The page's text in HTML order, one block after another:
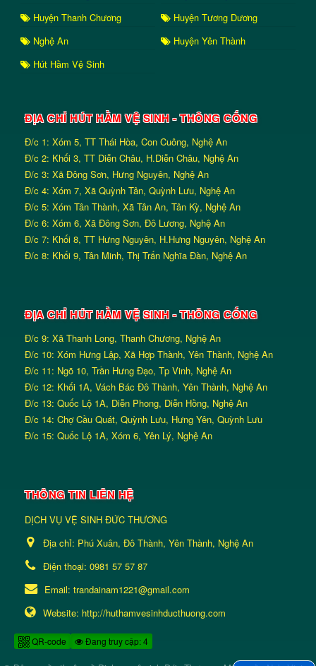
Huyện Thanh Chương
Huyện Tương Dương
Nghệ An
Huyện Yên Thành
Hút Hầm Vệ Sinh
ĐỊA CHỈ HÚT HẦM VỆ SINH - THÔNG CỐNG
Đ/c 1: Xóm 5, TT Thái Hòa, Con Cuông, Nghệ An
Đ/c 2: Khối 3, TT Diễn Châu, H.Diễn Châu, Nghệ An
Đ/c 3: Xã Đông Sơn, Hưng Nguyên, Nghệ An
Đ/c 4: Xóm 7, Xã Quỳnh Tân, Quỳnh Lưu, Nghệ An
Đ/c 5: Xóm Tân Thành, Xã Tân An, Tân Kỳ, Nghệ An
Đ/c 6: Xóm 6, Xã Đông Sơn, Đô Lương, Nghệ An
Đ/c 7: Khối 8, TT Hưng Nguyên, H.Hưng Nguyên, Nghệ An
Đ/c 8: Khối 9, Tân Minh, Thị Trấn Nghĩa Đàn, Nghệ An
ĐỊA CHỈ HÚT HẦM VỆ SINH - THÔNG CỐNG
Đ/c 9: Xã Thanh Long, Thanh Chương, Nghệ An
Đ/c 10: Xóm Hưng Lập, Xã Hợp Thành, Yên Thành, Nghệ An
Đ/c 11: Ngõ 10, Trần Hưng Đạo, Tp Vinh, Nghệ An
Đ/c 12: Khối 1A, Vách Bác Đô Thành, Yên Thành, Nghệ An
Đ/c 13: Quốc Lộ 1A, Diễn Phong, Diễn Hồng, Nghệ An
Đ/c 14: Chợ Cầu Quát, Quỳnh Lưu, Hưng Yên, Quỳnh Lưu
Đ/c 15: Quốc Lộ 1A, Xóm 6, Yên Lý, Nghệ An
THÔNG TIN LIÊN HỆ
DỊCH VỤ VỆ SINH ĐỨC THƯƠNG
Địa chỉ: Phú Xuân, Đô Thành, Yên Thành, Nghệ An
Điện thoại: 0981 57 57 87
Email: trandainam1221@gmail.com
Website: http://huthamvesinhducthuong.com
QR-code Đang truy cập: 4